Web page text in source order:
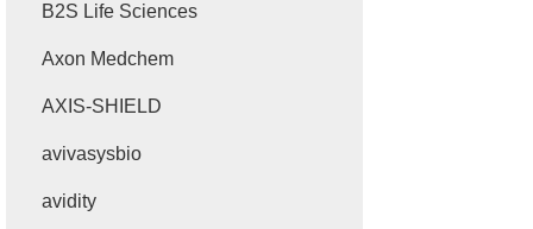
B2S Life Sciences
Axon Medchem
AXIS-SHIELD
avivasysbio
avidity